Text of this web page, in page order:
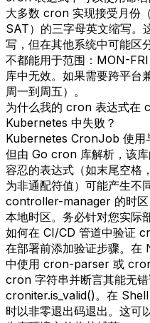
大多数 cron 实现接受月份
SAT）的三字母英文缩写
写，但在其他系统中可能区
不都能用于范围：MON-
库中无效。如果需要跨平台
周一到周五）。
为什么我的 cron 表达式在
Kubernetes 中失败？
Kubernetes CronJob 使用
但由 Go cron 库解析，该
容忍的表达式（如末尾空格
为非通配符值）可能产生不
controller-manager 的时区
本地时区。务必针对您实际
如何在 CI/CD 管道中验证
在部署前添加验证步骤。在
中使用 cron-parser 或
cron 字符串并断言其能无
croniter.is_valid()。在
时以非零退出码退出。这可